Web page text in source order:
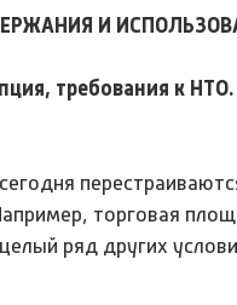
И
требования к
торговая
ряд других